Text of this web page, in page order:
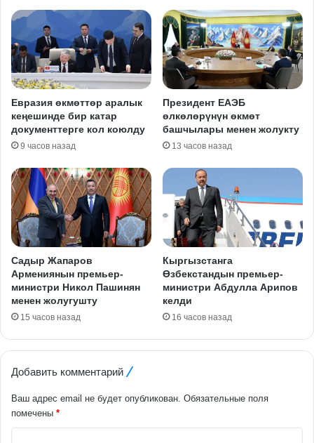
Евразия өкмөттөр аралык
кеңешинде бир катар
документтерге кол коюлду
9 часов назад
Президент ЕАЭБ
өлкөлөрүнүн өкмөт
башчылары менен жолукту
13 часов назад
Садыр Жапаров
Армениянын премьер-
министри Никол Пашинян
менен жолугушту
15 часов назад
Кыргызстанга
Өзбекстандын премьер-
министри Абдулла Арипов
келди
16 часов назад
Добавить комментарий
Ваш адрес email не будет опубликован. Обязательные поля
помечены *